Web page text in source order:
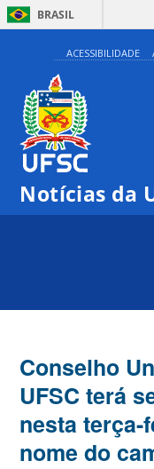
BRASIL
ACESSIBILIDADE
Notícias da
Conselho
UFSC terá
nesta terça-
nome do